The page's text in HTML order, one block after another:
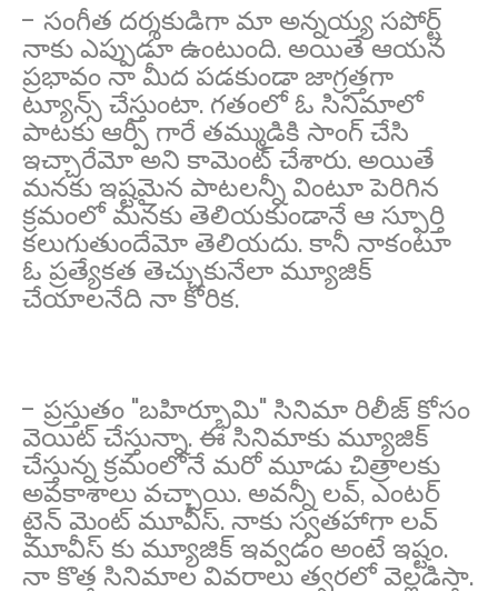
- సంగీత దర్శకుడిగా మా అన్నయ్య సపోర్ట్
నాకు ఎప్పుడూ ఉంటుంది. అయితే ఆయన
ప్రభావం నా మీద పడకుండా జాగ్రత్తగా
ట్యూన్స్ చేస్తుంటా. గతంలో ఓ సినిమాలో
పాటకు ఆర్పీ గారే తమ్ముడికి సాంగ్ చేసి
ఇచ్చారేమో అని కామెంట్ చేశారు. అయితే
మనకు ఇష్టమైన పాటలన్నీ వింటూ పెరిగిన
క్రమంలో మనకు తెలియకుండానే ఆ స్ఫూర్తి
కలుగుతుందేమో తెలియదు. కానీ నాకంటూ
ఓ ప్రత్యేకత తెచ్చుకునేలా మ్యూజిక్
చేయాలనేది నా కోరిక.
- ప్రస్తుతం "బహిర్భూమి" సినిమా రిలీజ్ కోసం
వెయిట్ చేస్తున్నా. ఈ సినిమాకు మ్యూజిక్
చేస్తున్న క్రమంలోనే మరో మూడు చిత్రాలకు
అవకాశాలు వచ్చాయి. అవన్నీ లవ్, ఎంటర్
టైన్ మెంట్ మూవీస్. నాకు స్వతహాగా లవ్
మూవీస్ కు మ్యూజిక్ ఇవ్వడం అంటే ఇష్టం.
నా కొత్త సినిమాల వివరాలు త్వరలో వెల్లడిస్తా.